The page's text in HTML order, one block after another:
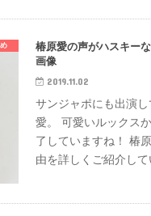
椿原愛の声がハスキー
画像
2019.11.02
サンジャポにも出演
愛。 可愛いルックス
了していますね！ 椿
由を詳しくご紹介し